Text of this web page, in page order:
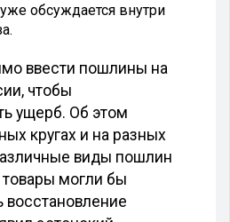
обсуждается внутри
ввести пошлины на
чтобы
ущерб. Об этом
кругах и на разных
виды пошлин
могли бы
восстановление